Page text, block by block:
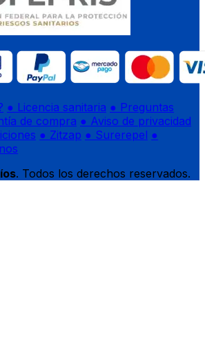
● Licencia sanitaria ● Preguntas
de compra ● Aviso de privacidad
● Zitzap ● Surerepel ●
. Todos los derechos reservados.